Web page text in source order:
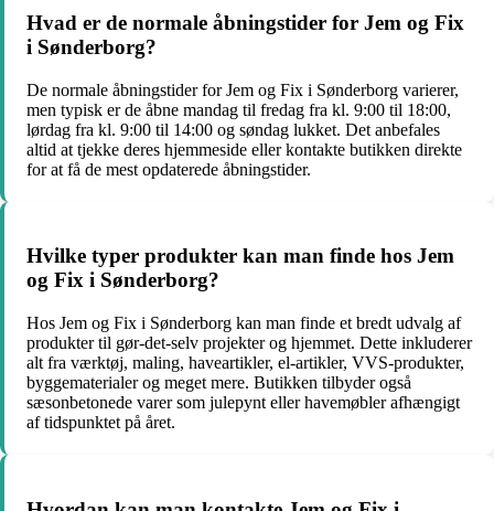
Hvad er de normale åbningstider for Jem og Fix
i Sønderborg?
De normale åbningstider for Jem og Fix i Sønderborg varierer,
men typisk er de åbne mandag til fredag fra kl. 9:00 til 18:00,
lørdag fra kl. 9:00 til 14:00 og søndag lukket. Det anbefales
altid at tjekke deres hjemmeside eller kontakte butikken direkte
for at få de mest opdaterede åbningstider.
Hvilke typer produkter kan man finde hos Jem
og Fix i Sønderborg?
Hos Jem og Fix i Sønderborg kan man finde et bredt udvalg af
produkter til gør-det-selv projekter og hjemmet. Dette inkluderer
alt fra værktøj, maling, haveartikler, el-artikler, VVS-produkter,
byggematerialer og meget mere. Butikken tilbyder også
sæsonbetonede varer som julepynt eller havemøbler afhængigt
af tidspunktet på året.